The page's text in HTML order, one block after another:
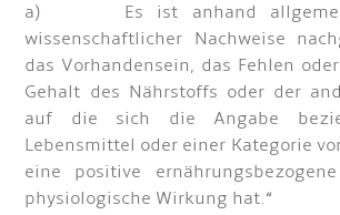
a) Es ist anhand allgemein
wissenschaftlicher Nachweise
das Vorhandensein, das Fehlen
Gehalt des Nährstoffs oder der
auf die sich die Angabe
Lebensmittel oder einer Kategorie
eine positive
physiologische Wirkung hat.“